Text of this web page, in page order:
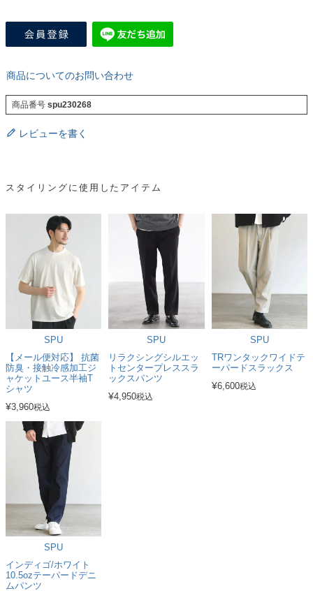
商品についてのお問い合わせ
商品番号 spu230268
レビューを書く
スタイリングに使用したアイテム
SPU
【メール便対応】 抗菌
防臭・接触冷感加工ジ
ャケットユース半袖T
シャツ
¥3,960税込
SPU
リラクシングシルエッ
トセンタープレススラ
ックスパンツ
¥4,950税込
SPU
TRワンタックワイドテ
ーパードスラックス
¥6,600税込
SPU
インディゴ/ホワイト
10.5ozテーパードデニ
ムパンツ